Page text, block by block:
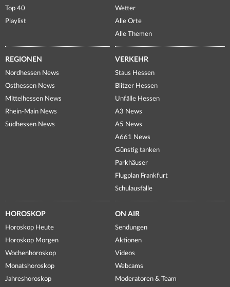
Top 40
Playlist
Wetter
Alle Orte
Alle Themen
REGIONEN
Nordhessen News
Osthessen News
Mittelhessen News
Rhein-Main News
Südhessen News
VERKEHR
Staus Hessen
Blitzer Hessen
Unfälle Hessen
A3 News
A5 News
A661 News
Günstig tanken
Parkhäuser
Flugplan Frankfurt
Schulausfälle
HOROSKOP
Horoskop Heute
Horoskop Morgen
Wochenhoroskop
Monatshoroskop
Jahreshoroskop
ON AIR
Sendungen
Aktionen
Videos
Webcams
Moderatoren & Team